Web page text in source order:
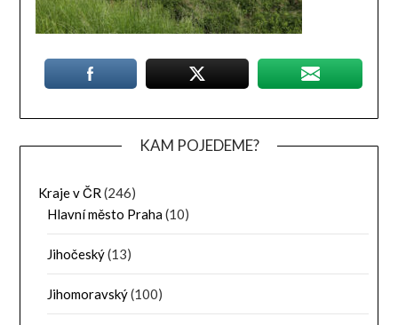
KAM POJEDEME?
Kraje v ČR (246)
Hlavní město Praha(10)
Jihočeský(13)
Jihomoravský(100)